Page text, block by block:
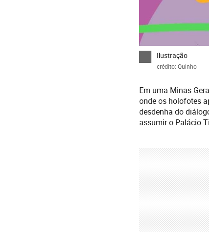
Ilustração
crédito: Quinho
Em uma Minas
onde os holofotes
desdenha do
assumir o Palácio